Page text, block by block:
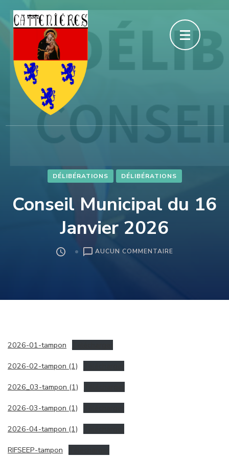
Aller
au
(Pressez
Entrée)
DÉLIBÉRATIONS DÉLIBÉRATIONS
Conseil Municipal du 16
Janvier 2026
AUCUN COMMENTAIRESUR
2026-01-tampon
2026-02-tampon (1)
2026_03-tampon (1)
2026-03-tampon (1)
2026-04-tampon (1)
RIFSEEP-tampon